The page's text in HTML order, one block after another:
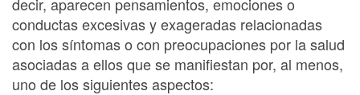
conductas excesivas y exageradas relacionadas
con los síntomas o con preocupaciones por la salud
asociadas a ellos que se manifiestan por, al menos,
uno de los siguientes aspectos: